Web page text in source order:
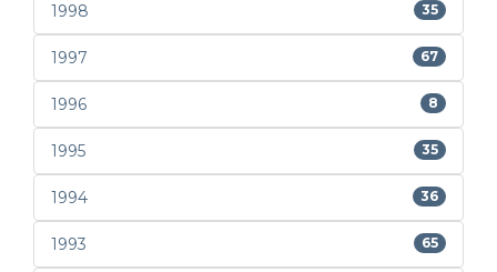
1998 35
1997 67
1996 8
1995 35
1994 36
1993 65